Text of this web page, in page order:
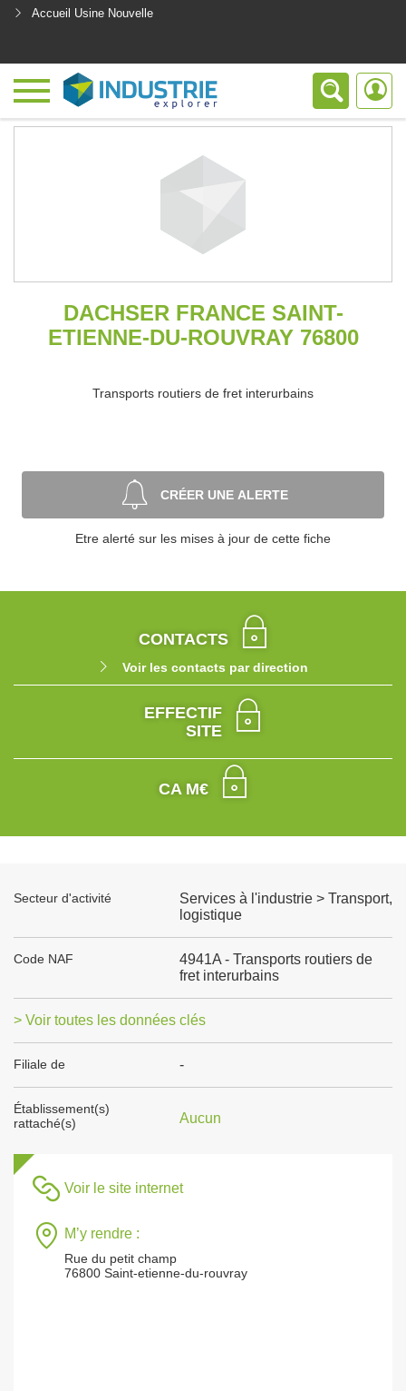
Accueil Usine Nouvelle
DACHSER FRANCE SAINT-
ETIENNE-DU-ROUVRAY 76800
Transports routiers de fret interurbains
CRÉER UNE ALERTE
Etre alerté sur les mises à jour de cette fiche
CONTACTS
Voir les contacts par direction
EFFECTIF
SITE
CA M€
Secteur d'activité
Services à l'industrie > Transport,
logistique
Code NAF
4941A - Transports routiers de
fret interurbains
> Voir toutes les données clés
Filiale de -
Établissement(s)
rattaché(s)
Aucun
Voir le site internet
M’y rendre :
Rue du petit champ
76800 Saint-etienne-du-rouvray